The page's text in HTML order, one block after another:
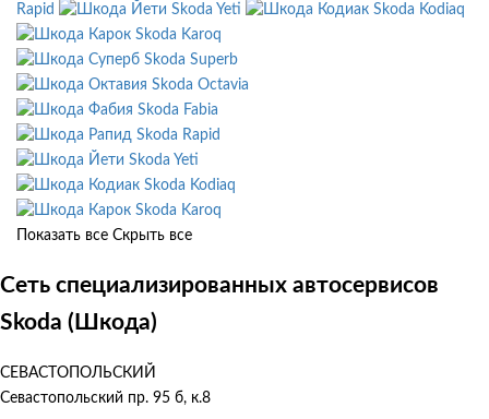
Rapid
Skoda Yeti
Skoda Kodiaq
Skoda Karoq
Skoda Superb
Skoda Octavia
Skoda Fabia
Skoda Rapid
Skoda Yeti
Skoda Kodiaq
Skoda Karoq
Показать все Скрыть все
Сеть специализированных автосервисов
Skoda (Шкода)
СЕВАСТОПОЛЬСКИЙ
Севастопольский пр. 95 б, к.8